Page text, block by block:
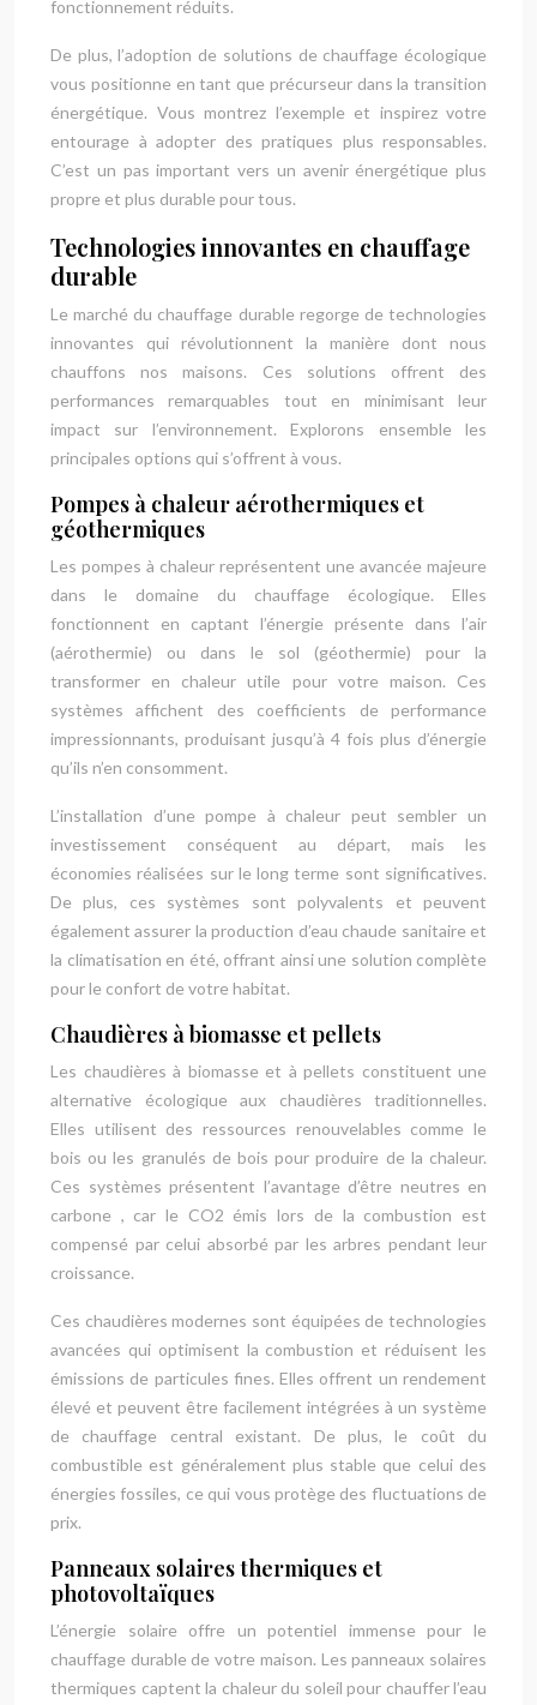
fonctionnement réduits.
De plus, l’adoption de solutions de chauffage écologique
vous positionne en tant que précurseur dans la transition
énergétique. Vous montrez l’exemple et inspirez votre
entourage à adopter des pratiques plus responsables.
C’est un pas important vers un avenir énergétique plus
propre et plus durable pour tous.
Technologies innovantes en chauffage
durable
Le marché du chauffage durable regorge de technologies
innovantes qui révolutionnent la manière dont nous
chauffons nos maisons. Ces solutions offrent des
performances remarquables tout en minimisant leur
impact sur l’environnement. Explorons ensemble les
principales options qui s’offrent à vous.
Pompes à chaleur aérothermiques et
géothermiques
Les pompes à chaleur représentent une avancée majeure
dans le domaine du chauffage écologique. Elles
fonctionnent en captant l’énergie présente dans l’air
(aérothermie) ou dans le sol (géothermie) pour la
transformer en chaleur utile pour votre maison. Ces
systèmes affichent des coefficients de performance
impressionnants, produisant jusqu’à 4 fois plus d’énergie
qu’ils n’en consomment.
L’installation d’une pompe à chaleur peut sembler un
investissement conséquent au départ, mais les
économies réalisées sur le long terme sont significatives.
De plus, ces systèmes sont polyvalents et peuvent
également assurer la production d’eau chaude sanitaire et
la climatisation en été, offrant ainsi une solution complète
pour le confort de votre habitat.
Chaudières à biomasse et pellets
Les chaudières à biomasse et à pellets constituent une
alternative écologique aux chaudières traditionnelles.
Elles utilisent des ressources renouvelables comme le
bois ou les granulés de bois pour produire de la chaleur.
Ces systèmes présentent l’avantage d’être neutres en
carbone , car le CO2 émis lors de la combustion est
compensé par celui absorbé par les arbres pendant leur
croissance.
Ces chaudières modernes sont équipées de technologies
avancées qui optimisent la combustion et réduisent les
émissions de particules fines. Elles offrent un rendement
élevé et peuvent être facilement intégrées à un système
de chauffage central existant. De plus, le coût du
combustible est généralement plus stable que celui des
énergies fossiles, ce qui vous protège des fluctuations de
prix.
Panneaux solaires thermiques et
photovoltaïques
L’énergie solaire offre un potentiel immense pour le
chauffage durable de votre maison. Les panneaux solaires
thermiques captent la chaleur du soleil pour chauffer l’eau